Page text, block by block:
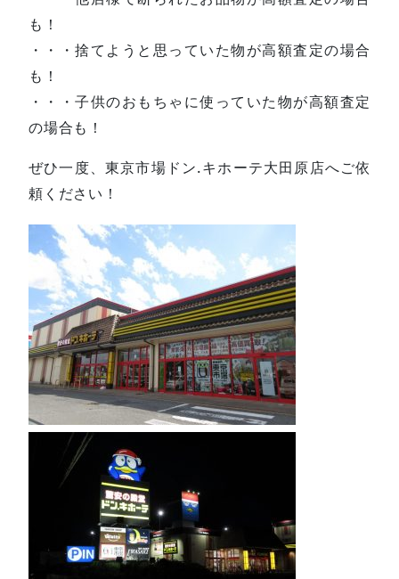
も！
・・・捨てようと思っていた物が高額査定の場合
も！
・・・子供のおもちゃに使っていた物が高額査定
の場合も！
ぜひ一度、東京市場ドン.キホーテ大田原店へご依
頼ください！